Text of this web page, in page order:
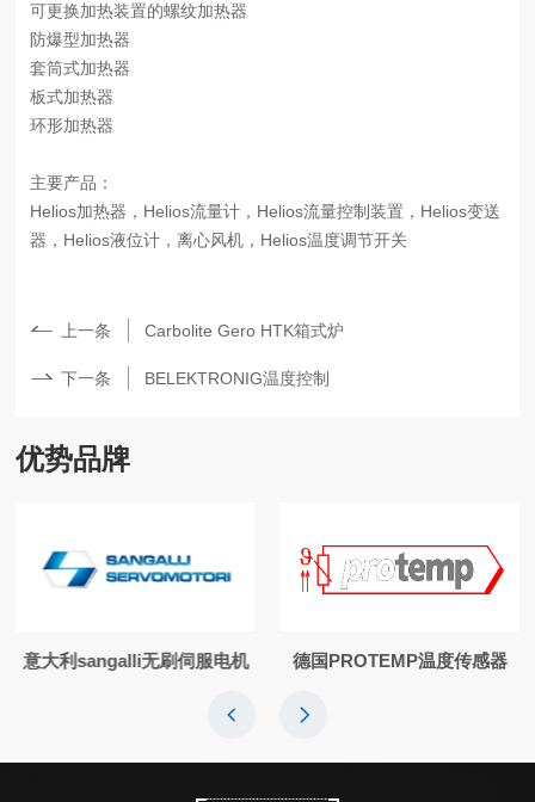
可更换加热装置的螺纹加热器
防爆型加热器
套筒式加热器
板式加热器
环形加热器
主要产品：
Helios加热器，Helios流量计，Helios流量控制装置，Helios变送
器，Helios液位计，离心风机，Helios温度调节开关
上一条 Carbolite Gero HTK箱式炉
下一条 BELEKTRONIG温度控制
优势品牌
意大利sangalli无刷伺服电机 德国PROTEMP温度传感器